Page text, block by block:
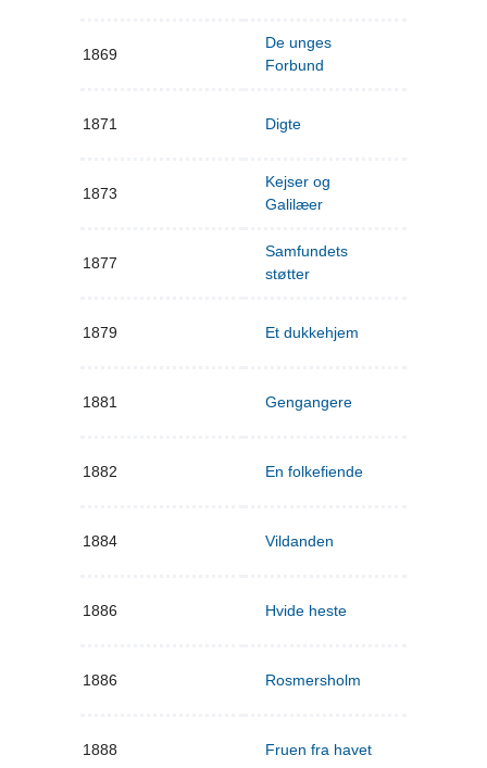
1869
De unges
Forbund
1871 Digte
1873
Kejser og
Galilæer
1877
Samfundets
støtter
1879 Et dukkehjem
1881 Gengangere
1882 En folkefiende
1884 Vildanden
1886 Hvide heste
1886 Rosmersholm
1888 Fruen fra havet